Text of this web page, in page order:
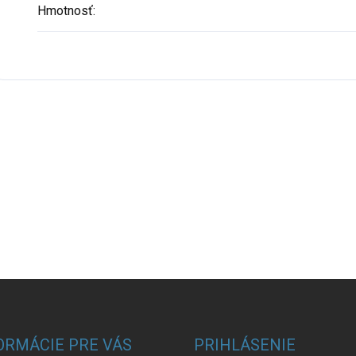
Hmotnosť:
PRE VÁS PRIHLÁSENIE